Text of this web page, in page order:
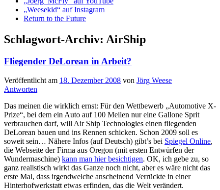
„Weesekid“ auf Instagram
Return to the Future
Schlagwort-Archiv: AirShip
Fliegender DeLorean in Arbeit?
Veröffentlicht am 18. Dezember 2008 von Jörg Weese
Antworten
Das meinen die wirklich ernst: Für den Wettbewerb „Automotive X-
Prize“, bei dem ein Auto auf 100 Meilen nur eine Gallone Sprit
verbrauchen darf, will Air Ship Technologies einen fliegenden
DeLorean bauen und ins Rennen schicken. Schon 2009 soll es
soweit sein… Nähere Infos (auf Deutsch) gibt’s bei Spiegel Online,
die Webseite der Firma aus Oregon (mit ersten Entwürfen der
Wundermaschine) kann man hier besichtigen. OK, ich gebe zu, so
ganz realistisch wirkt das Ganze noch nicht, aber es wäre nicht das
erste Mal, dass irgendwelche anscheinend Verrückte in einer
Hinterhofwerkstatt etwas erfinden, das die Welt verändert.